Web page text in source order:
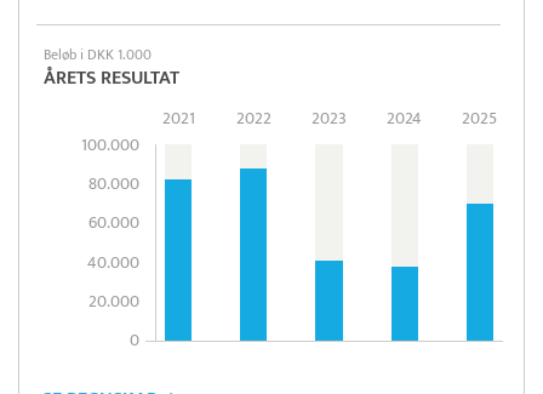
Beløb i DKK 1.000
ÅRETS RESULTAT
100.000
80.000
60.000
40.000
20.000
0
2021 2022 2023 2024 2025